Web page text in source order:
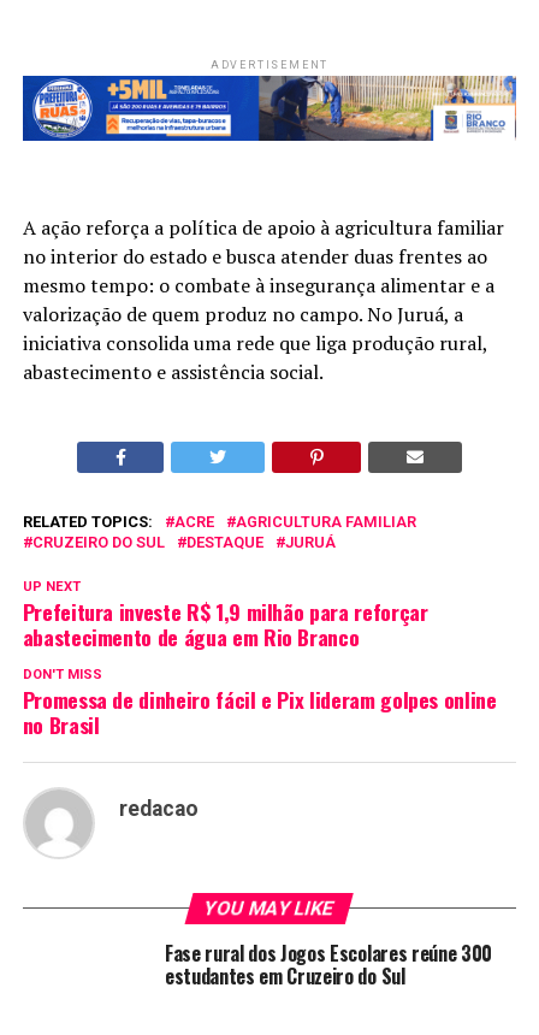
ADVERTISEMENT
A ação reforça a política de apoio à agricultura familiar
no interior do estado e busca atender duas frentes ao
mesmo tempo: o combate à insegurança alimentar e a
valorização de quem produz no campo. No Juruá, a
iniciativa consolida uma rede que liga produção rural,
abastecimento e assistência social.
RELATED TOPICS: ACRE
AGRICULTURA FAMILIAR
CRUZEIRO DO SUL
DESTAQUE JURUÁ
UP NEXT
Prefeitura investe R$ 1,9 milhão para reforçar
abastecimento de água em Rio Branco
DON'T MISS
Promessa de dinheiro fácil e Pix lideram golpes online
no Brasil
redacao
YOU MAY LIKE
Fase rural dos Jogos Escolares reúne 300
estudantes em Cruzeiro do Sul